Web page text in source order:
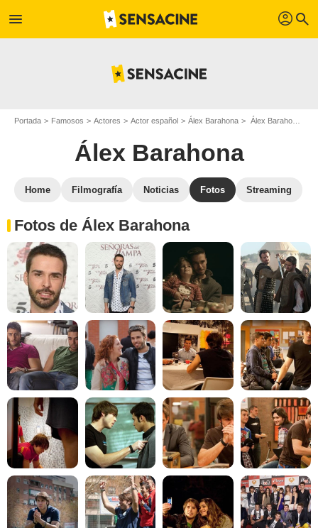
menu profil search
Portada Famosos Actores Actor español Álex Barahona Álex Barahona : Fotos de sus películas y series
Álex Barahona
Home Filmografía Noticias Fotos Streaming
Fotos de Álex Barahona